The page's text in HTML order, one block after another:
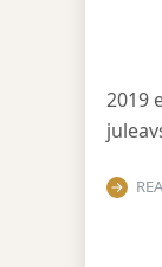
2019